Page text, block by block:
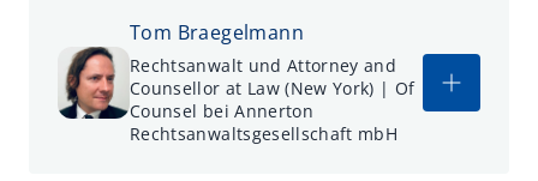
Tom Braegelmann
Rechtsanwalt und Attorney and
Counsellor at Law (New York) | Of
Counsel bei Annerton
Rechtsanwaltsgesellschaft mbH